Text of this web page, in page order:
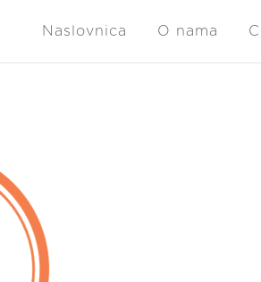
Naslovnica O nama